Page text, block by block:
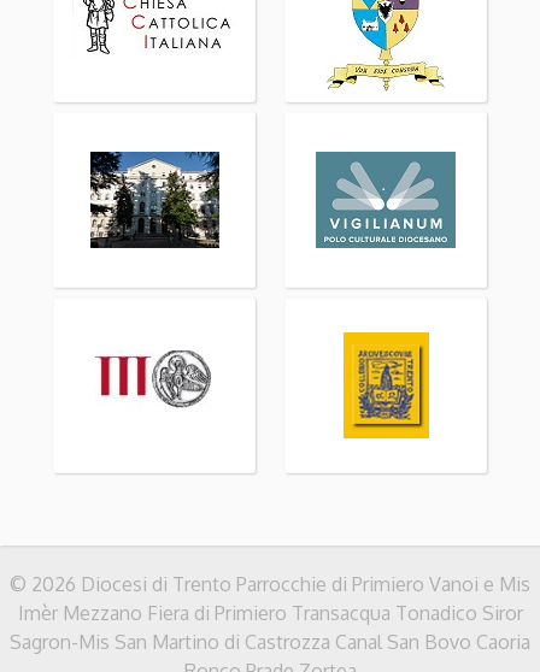
© 2026 Diocesi di Trento Parrocchie di Primiero Vanoi e Mis
Imèr Mezzano Fiera di Primiero Transacqua Tonadico Siror
Sagron-Mis San Martino di Castrozza Canal San Bovo Caoria